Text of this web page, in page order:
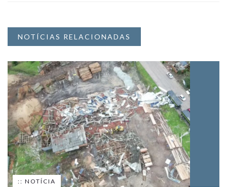
NOTÍCIAS RELACIONADAS
:: NOTÍCIA